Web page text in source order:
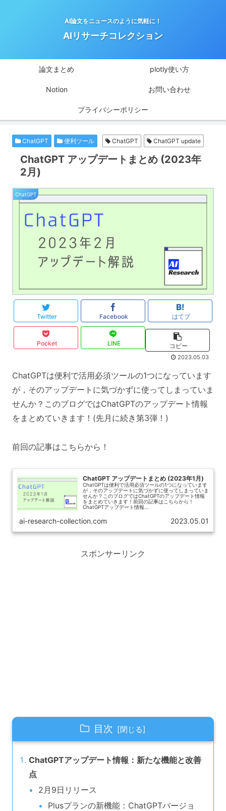
AI論文をニュースのように気軽に！
AIリサーチコレクション
論文まとめ plotly使い方
Notion お問い合わせ
プライバシーポリシー
ChatGPT 便利ツール ChatGPT ChatGPT update
ChatGPT アップデートまとめ (2023年
2月)
ChatGPT
Twitter Facebook はてブ
Pocket LINE コピー
2023.05.03
ChatGPTは便利で活用必須ツールの1つになっています
が，そのアップデートに気づかずに使ってしまっていま
せんか？このブログではChatGPTのアップデート情報
をまとめていきます！(先月に続き第3弾！)
前回の記事はこちらから！
ChatGPT アップデートまとめ (2023年1月)
ChatGPTは便利で活用必須ツールの1つになっています
が，そのアップデートに気づかずに使ってしまっていま
せんか？このブログではChatGPTのアップデート情報
をまとめていきます！前回の記事はこちらから！
ChatGPTアップデート情報...
ai-research-collection.com 2023.05.01
スポンサーリンク
目次
ChatGPTアップデート情報：新たな機能と改善
点
2月9日リリース
Plusプランの新機能：ChatGPTバージョ